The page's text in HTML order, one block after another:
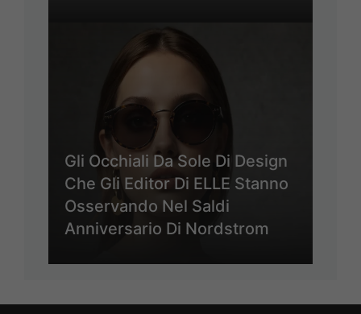
Gli Occhiali Da Sole Di Design
Che Gli Editor Di ELLE Stanno
Osservando Nel Saldi
Anniversario Di Nordstrom